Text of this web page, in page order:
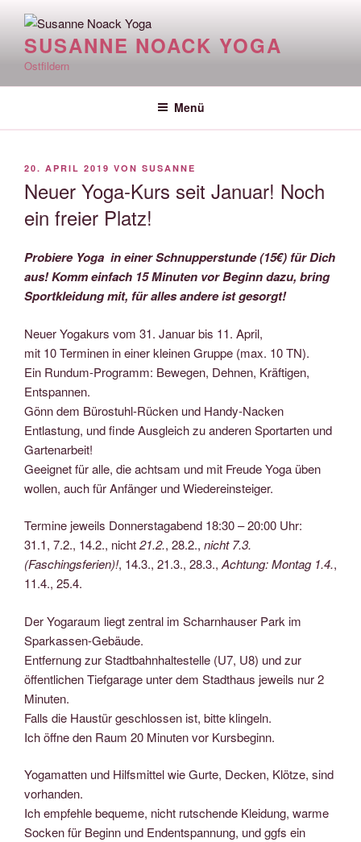
Inhalt
springenSUSANNE NOACK YOGA
Ostfildern
Menü
VERÖFFENTLICHT
20. APRIL 2019 VON SUSANNE
Neuer Yoga-Kurs seit Januar! Noch
ein freier Platz!
Probiere Yoga in einer Schnupperstunde (15€) für Dich
aus! Komm einfach 15 Minuten vor Beginn dazu, bring
Sportkleidung mit, für alles andere ist gesorgt!
Neuer Yogakurs vom 31. Januar bis 11. April,
mit 10 Terminen in einer kleinen Gruppe (max. 10 TN).
Ein Rundum-Programm: Bewegen, Dehnen, Kräftigen,
Entspannen.
Gönn dem Bürostuhl-Rücken und Handy-Nacken
Entlastung, und finde Ausgleich zu anderen Sportarten und
Gartenarbeit!
Geeignet für alle, die achtsam und mit Freude Yoga üben
wollen, auch für Anfänger und Wiedereinsteiger.
Termine jeweils Donnerstagabend 18:30 – 20:00 Uhr:
31.1, 7.2., 14.2., nicht21.2., 28.2., nicht 7.3.
(Faschingsferien)!, 14.3., 21.3., 28.3.,Achtung: Montag 1.4.,
11.4., 25.4.
Der Yogaraum liegt zentral im Scharnhauser Park im
Sparkassen-Gebäude.
Entfernung zur Stadtbahnhaltestelle (U7, U8) und zur
öffentlichen Tiefgarage unter dem Stadthaus jeweils nur 2
Minuten.
Falls die Haustür geschlossen ist, bitte klingeln.
Ich öffne den Raum 20 Minuten vor Kursbeginn.
Yogamatten und Hilfsmittel wie Gurte, Decken, Klötze, sind
vorhanden.
Ich empfehle bequeme, nicht rutschende Kleidung, warme
Socken für Beginn und Endentspannung, und ggfs ein